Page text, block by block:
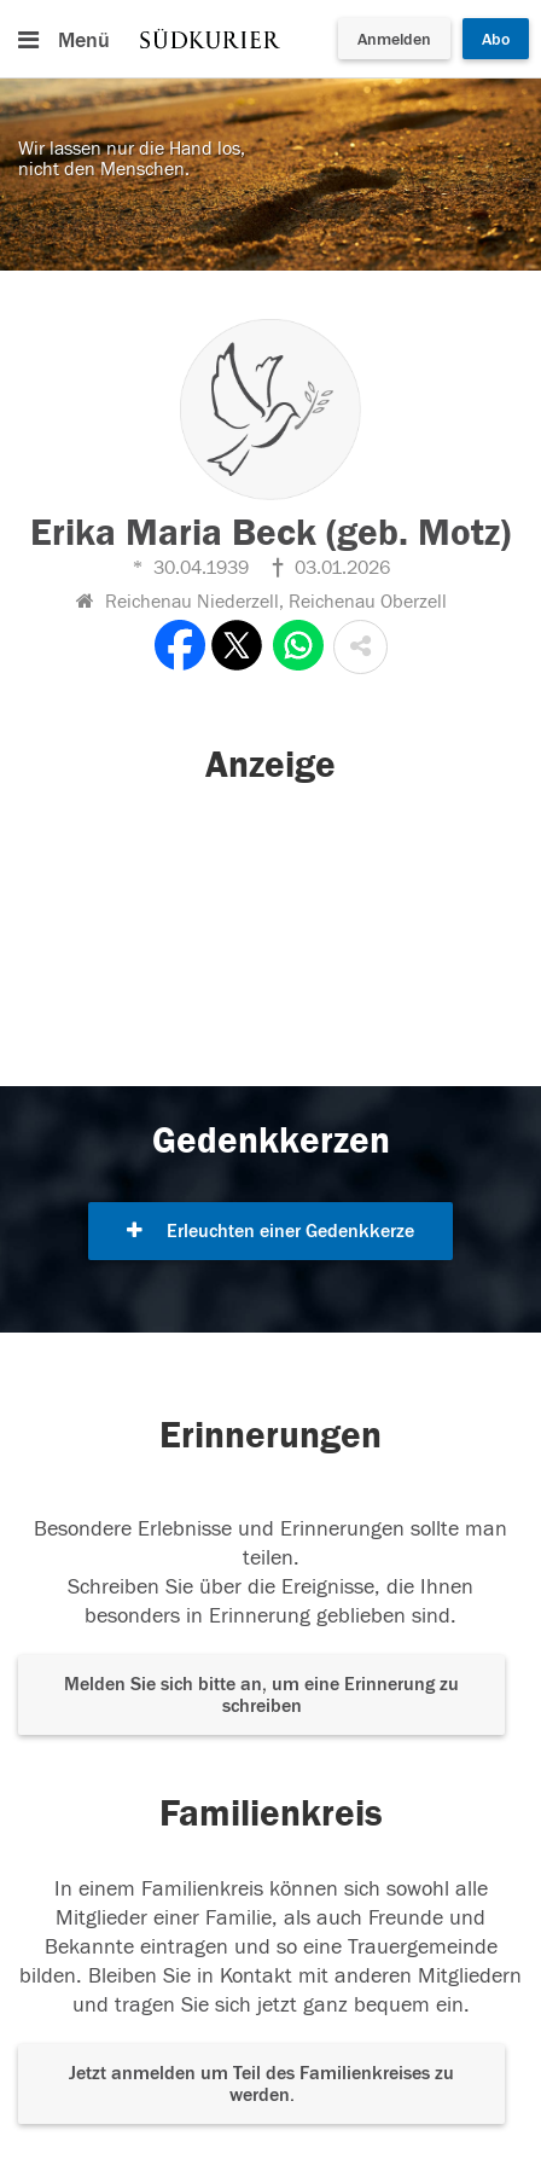
Menü Anmelden Abo
Wir lassen nur die Hand los,
nicht den Menschen.
Erika Maria Beck (geb. Motz)
30.04.1939
03.01.2026
Reichenau Niederzell, Reichenau Oberzell
Anzeige
Gedenkkerzen
Erleuchten einer Gedenkkerze
Erinnerungen
Besondere Erlebnisse und Erinnerungen sollte man
teilen.
Schreiben Sie über die Ereignisse, die Ihnen
besonders in Erinnerung geblieben sind.
Melden Sie sich bitte an, um eine Erinnerung zu
schreiben
Familienkreis
In einem Familienkreis können sich sowohl alle
Mitglieder einer Familie, als auch Freunde und
Bekannte eintragen und so eine Trauergemeinde
bilden. Bleiben Sie in Kontakt mit anderen Mitgliedern
und tragen Sie sich jetzt ganz bequem ein.
Jetzt anmelden um Teil des Familienkreises zu
werden.